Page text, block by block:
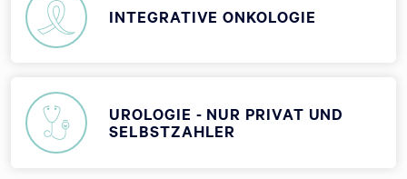
INTEGRATIVE ONKOLOGIE
UROLOGIE - NUR PRIVAT UND
SELBSTZAHLER